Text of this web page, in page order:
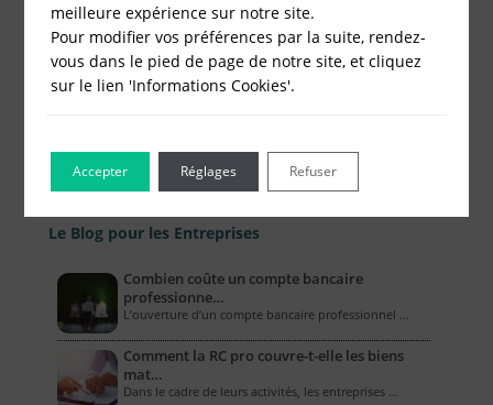
Le Blog pour les Entreprises
Combien coûte un compte bancaire
professionne…
L’ouverture d’un compte bancaire professionnel …
Comment la RC pro couvre-t-elle les biens
mat…
Dans le cadre de leurs activités, les entreprises …
meilleure expérience sur notre site.
Pour modifier vos préférences par la suite, rendez-
vous dans le pied de page de notre site, et cliquez
sur le lien 'Informations Cookies'.
Accepter Refuser
Réglages